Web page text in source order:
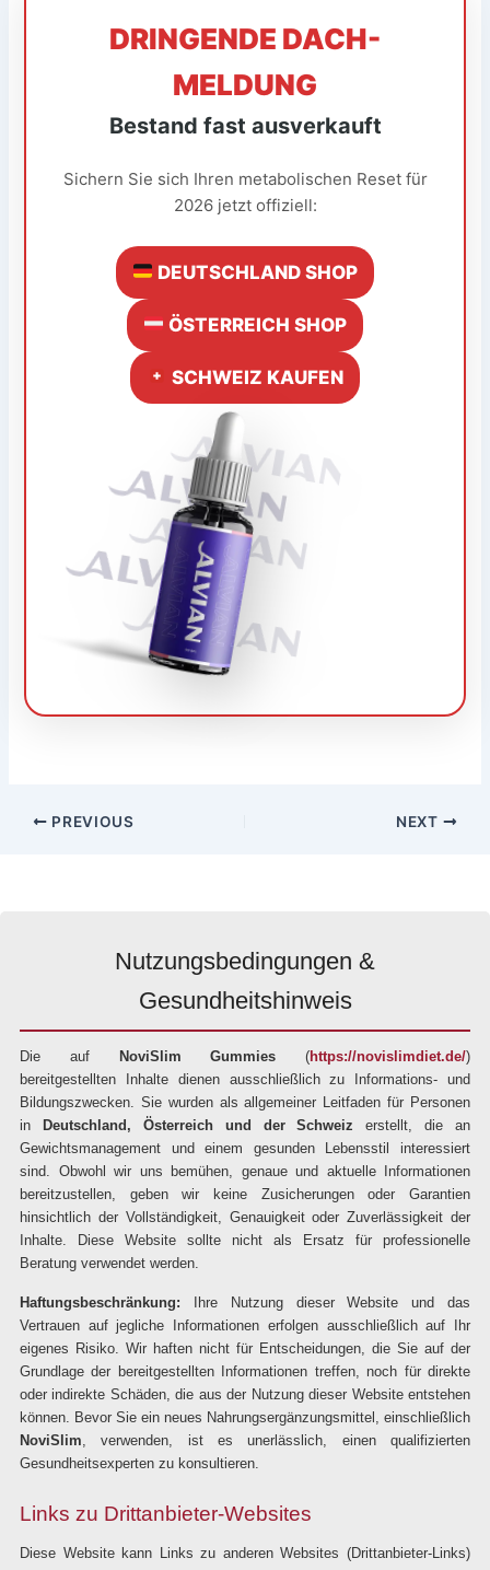
DRINGENDE DACH-
MELDUNG
Bestand fast ausverkauft
Sichern Sie sich Ihren metabolischen Reset für
2026 jetzt offiziell:
DEUTSCHLAND SHOP
ÖSTERREICH SHOP
SCHWEIZ KAUFEN
PREVIOUS NEXT
Nutzungsbedingungen &
Gesundheitshinweis
Die auf NoviSlim Gummies (https://novislimdiet.de/)
bereitgestellten Inhalte dienen ausschließlich zu Informations- und
Bildungszwecken. Sie wurden als allgemeiner Leitfaden für Personen
in
Deutschland, Österreich und der Schweiz erstellt, die an
Gewichtsmanagement und einem gesunden Lebensstil interessiert
sind. Obwohl wir uns bemühen, genaue und aktuelle Informationen
bereitzustellen, geben wir keine Zusicherungen oder Garantien
hinsichtlich der Vollständigkeit, Genauigkeit oder Zuverlässigkeit der
Inhalte. Diese Website sollte nicht als Ersatz für professionelle
Beratung verwendet werden.
Haftungsbeschränkung: Ihre Nutzung dieser Website und das
Vertrauen auf jegliche Informationen erfolgen ausschließlich auf Ihr
eigenes Risiko. Wir haften nicht für Entscheidungen, die Sie auf der
Grundlage der bereitgestellten Informationen treffen, noch für direkte
oder indirekte Schäden, die aus der Nutzung dieser Website entstehen
können. Bevor Sie ein neues Nahrungsergänzungsmittel, einschließlich
NoviSlim, verwenden, ist es unerlässlich, einen qualifizierten
Gesundheitsexperten zu konsultieren.
Links zu Drittanbieter-Websites
Diese Website kann Links zu anderen Websites (Drittanbieter-Links)